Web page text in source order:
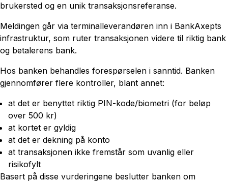
brukersted og en unik transaksjonsreferanse.
Meldingen går via terminalleverandøren inn i BankAxepts
infrastruktur, som ruter transaksjonen videre til riktig bank
og betalerens bank.
Hos banken behandles forespørselen i sanntid. Banken
gjennomfører flere kontroller, blant annet:
at det er benyttet riktig PIN-kode/biometri (for beløp
over 500 kr)
at kortet er gyldig
at det er dekning på konto
at transaksjonen ikke fremstår som uvanlig eller
risikofylt
Basert på disse vurderingene beslutter banken om